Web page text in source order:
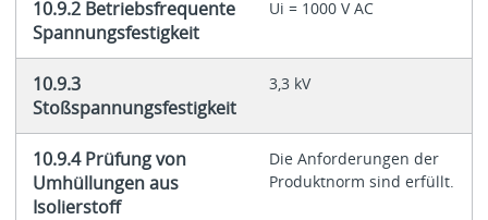
10.9.2 Betriebsfrequente
Spannungsfestigkeit
Ui = 1000 V AC
10.9.3
Stoßspannungsfestigkeit
3,3 kV
10.9.4 Prüfung von
Umhüllungen aus
Isolierstoff
Die Anforderungen der
Produktnorm sind erfüllt.